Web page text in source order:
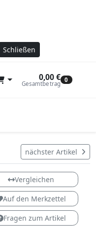
Schließen
0,00 €
Gesamtbetrag 0
nächster Artikel
Vergleichen
Auf den Merkzettel
Fragen zum Artikel